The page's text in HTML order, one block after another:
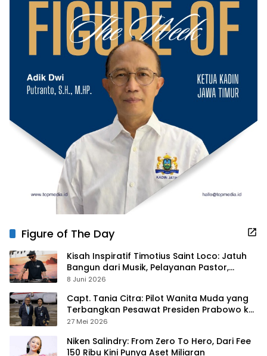
Figure of The Day
Kisah Inspiratif Timotius Saint Loco: Jatuh
Bangun dari Musik, Pelayanan Pastor,
hingga Gurita Bisnis Sambal Babon
8 Juni 2026
Capt. Tania Citra: Pilot Wanita Muda yang
Terbangkan Pesawat Presiden Prabowo ke
Prancis
27 Mei 2026
Niken Salindry: From Zero To Hero, Dari Fee
150 Ribu Kini Punya Aset Miliaran